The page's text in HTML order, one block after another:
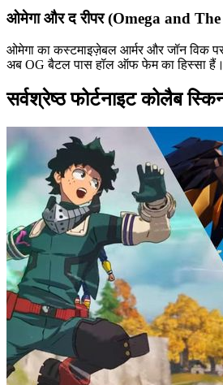
ओमेगा और द रीपर (Omega and
ओमेगा का कस्टमाइज़ेबल आर्मर और जॉन विक
अब OG बैटल पास हॉल ऑफ फेम का हिस्सा हैं।
सर्वश्रेष्ठ फोर्टनाइट कोलैब